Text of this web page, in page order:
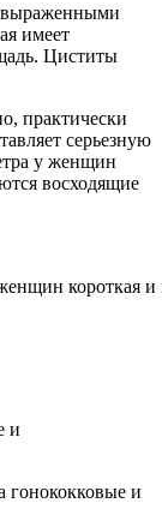
выраженными
имеет
Циститы
практически
серьезную
у женщин
восходящие
короткая
и
гонококковые и